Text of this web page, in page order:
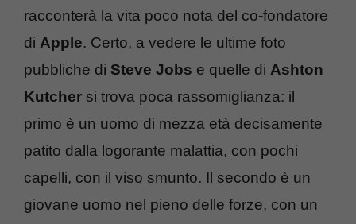
racconterà la vita poco nota del co-fondatore
di Apple. Certo, a vedere le ultime foto
pubbliche di Steve Jobs e quelle di Ashton
Kutcher si trova poca rassomiglianza: il
primo è un uomo di mezza età decisamente
patito dalla logorante malattia, con pochi
capelli, con il viso smunto. Il secondo è un
giovane uomo nel pieno delle forze, con un